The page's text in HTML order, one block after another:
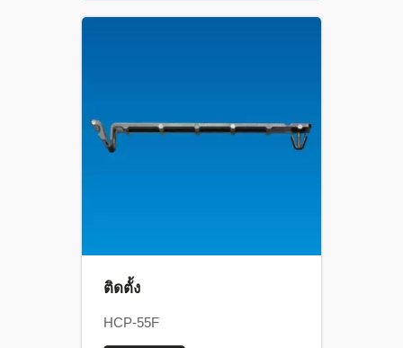
ติดตั้ง
HCP-55F